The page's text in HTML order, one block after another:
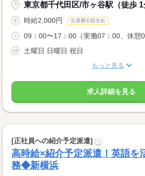
東京都千代田区/市ヶ谷駅（徒歩 1
時給2,000円 交通費全額支給
09：00〜17：00（実働07：00、休憩
土曜日 日曜日 祝日
もっと見る
求人詳細を見る
[正社員への紹介予定派遣] ?
高時給×紹介予定派遣！英語を
務◆新横浜